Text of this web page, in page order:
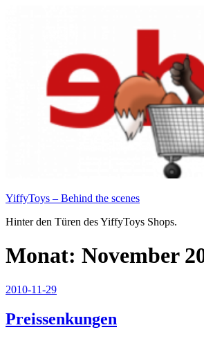
YiffyToys – Behind the scenes
Hinter den Türen des YiffyToys Shops.
Monat: November
Veröffentlicht
2010-11-29
Preissenkungen